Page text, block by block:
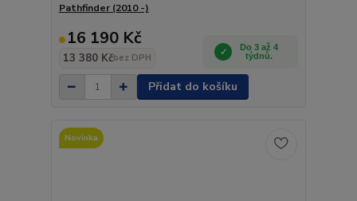
Pathfinder (2010 -)
16 190 Kč
13 380 Kčbez DPH
Do 3 až 4
týdnů.
Přidat do košíku
Novinka